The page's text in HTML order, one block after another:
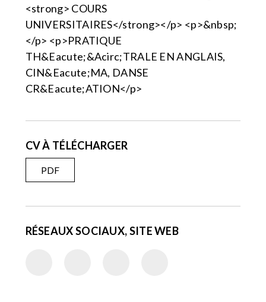
<strong> COURS
UNIVERSITAIRES</strong></p> <p>&nbsp;
</p> <p>PRATIQUE
TH&Eacute;&Acirc;TRALE EN ANGLAIS,
CIN&Eacute;MA, DANSE
CR&Eacute;ATION</p>
CV À TÉLÉCHARGER
PDF
RÉSEAUX SOCIAUX, SITE WEB